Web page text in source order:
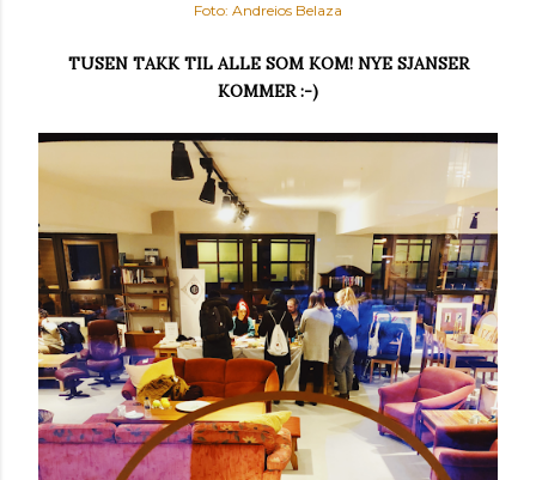
Foto: Andreios Belaza
TUSEN TAKK TIL ALLE SOM KOM! NYE SJANSER
KOMMER :-)